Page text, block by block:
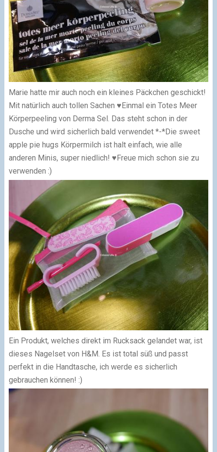
Marie hatte mir auch noch ein kleines Päckchen geschickt!
Mit natürlich auch tollen Sachen ♥Einmal ein Totes Meer
Körperpeeling von Derma Sel. Das steht schon in der
Dusche und wird sicherlich bald verwendet *-*Die sweet
apple pie hugs Körpermilch ist halt einfach, wie alle
anderen Minis, super niedlich! ♥Freue mich schon sie zu
verwenden :)
Ein Produkt, welches direkt im Rucksack gelandet war, ist
dieses Nagelset von H&M. Es ist total süß und passt
perfekt in die Handtasche, ich werde es sicherlich
gebrauchen können! :)